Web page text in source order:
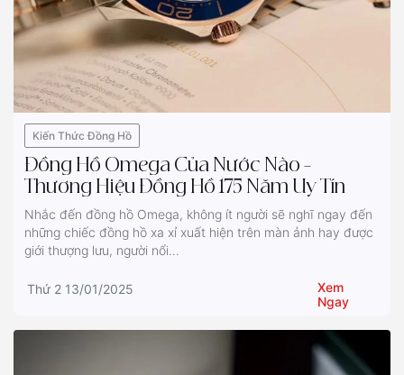
Kiến Thức Đồng Hồ
Đồng Hồ Omega Của Nước Nào –
Thương Hiệu Đồng Hồ 175 Năm Uy Tín
Nhắc đến đồng hồ Omega, không ít người sẽ nghĩ ngay đến
những chiếc đồng hồ xa xỉ xuất hiện trên màn ảnh hay được
giới thượng lưu, người nổi...
Thứ 2 13/01/2025
Xem
Ngay